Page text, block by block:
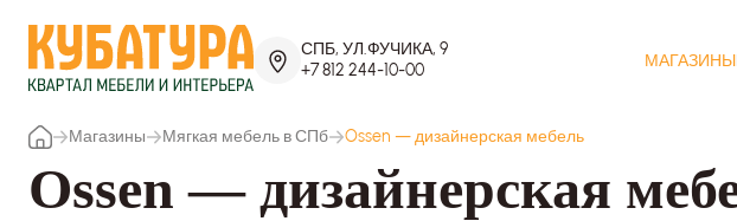
СПБ, УЛ.ФУЧИКА, 9
+7 812 244-10-00
МАГАЗИНЫ
Магазины Мягкая мебель в СПб Ossen — дизайнерская мебель
Ossen — дизайнерская